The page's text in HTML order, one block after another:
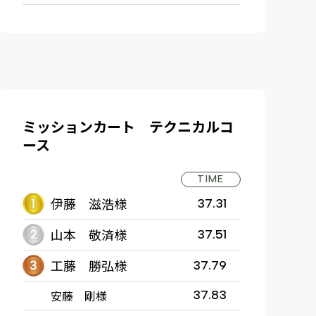
ミッションカート テクニカルコ
ース
TIME
伊藤 滋浩様 37.31
山本 敬済様 37.51
工藤 勝弘様 37.79
安藤 剛様 37.83